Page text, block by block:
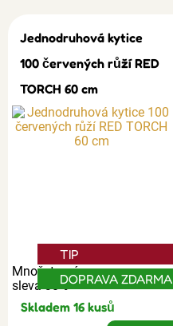
Jednodruhová kytice
100 červených růží RED
TORCH 60 cm
Množstevní
sleva 30%
TIP
DOPRAVA ZDARMA
Skladem 16 kusů